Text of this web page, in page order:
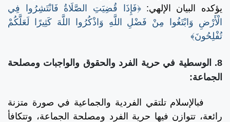
يؤكده البيان الإلهي: ﴿فَإِذَا قُضِيَتِ الصَّلَاةُ فَانْتَشِرُوا فِي
الْأَرْضِ وَابْتَغُوا مِنْ فَضْلِ اللَّهِ وَاذْكُرُوا اللَّهَ كَثِيرًا لَعَلَّكُمْ
تُفْلِحُونَ﴾
8. الوسطية في حرية الفرد والحقوق والواجبات ومصلحة
الجماعة:
فبالإسلام تلتقي الفردية والجماعية في صورة متزنة
رائعة، تتوازن فيها حرية الفرد ومصلحة الجماعة، وتتكافأ